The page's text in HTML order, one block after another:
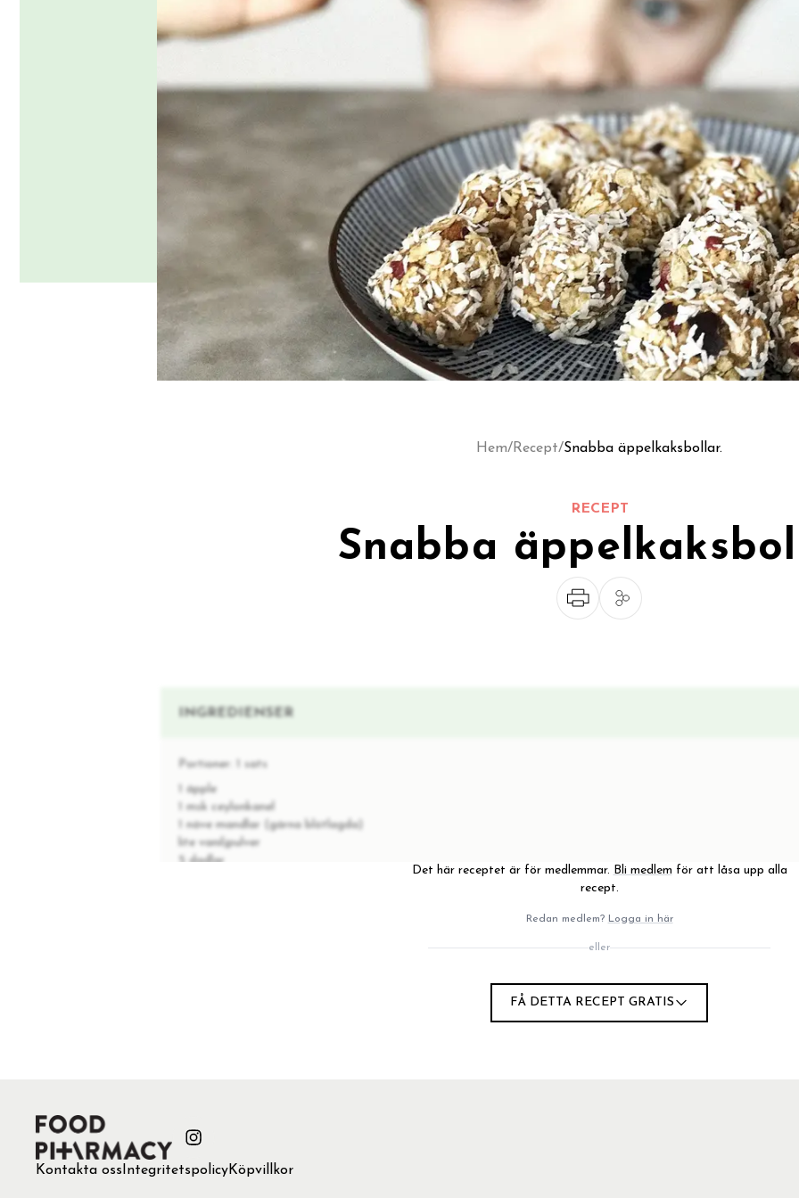
Hem/Recept/Snabba äppelkaksbollar.
RECEPT
Snabba
INGREDIENSER
Portioner:
1 sats
1 äpple
1 msk ceylonkanel
1 näve mandlar (gärna blötlagda)
lite vaniljpulver
5 dadlar
Mixade således äpple, ceylonkanel, mandlar (gärna blötlagda), vaniljpulver och dadlar till en
Det här receptet är för medlemmar. Bli medlem för att låsa upp alla
recept.
Redan medlem? Logga in här
eller
FÅ DETTA RECEPT GRATIS
Kontakta oss IntegritetspolicyKöpvillkor